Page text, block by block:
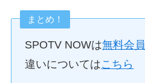
まとめ！
SPOTV NOWは無料会員
違いについてはこちら